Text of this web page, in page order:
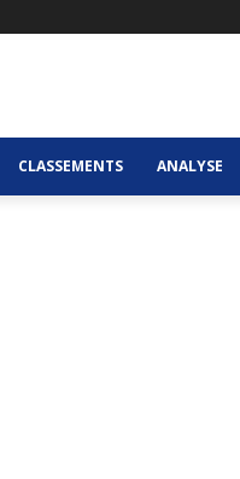
CLASSEMENTS ANALYSE